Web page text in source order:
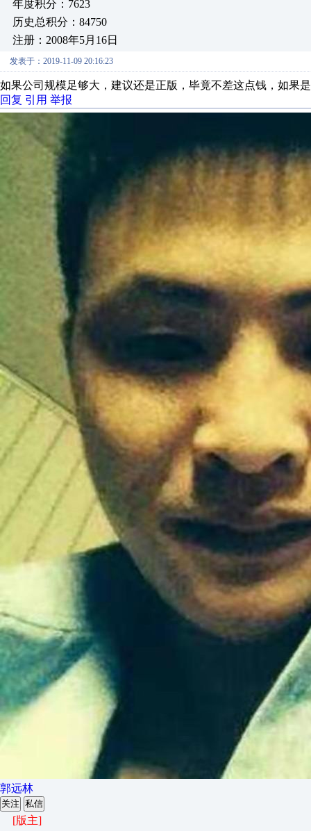
年度积分：7623
历史总积分：84750
注册：2008年5月16日
发表于：2019-11-09 20:16:23
如果公司规模足够大，建议还是正版，毕竟不差这点钱，如果
回复 引用 举报
郭远林
关注 私信
[版主]